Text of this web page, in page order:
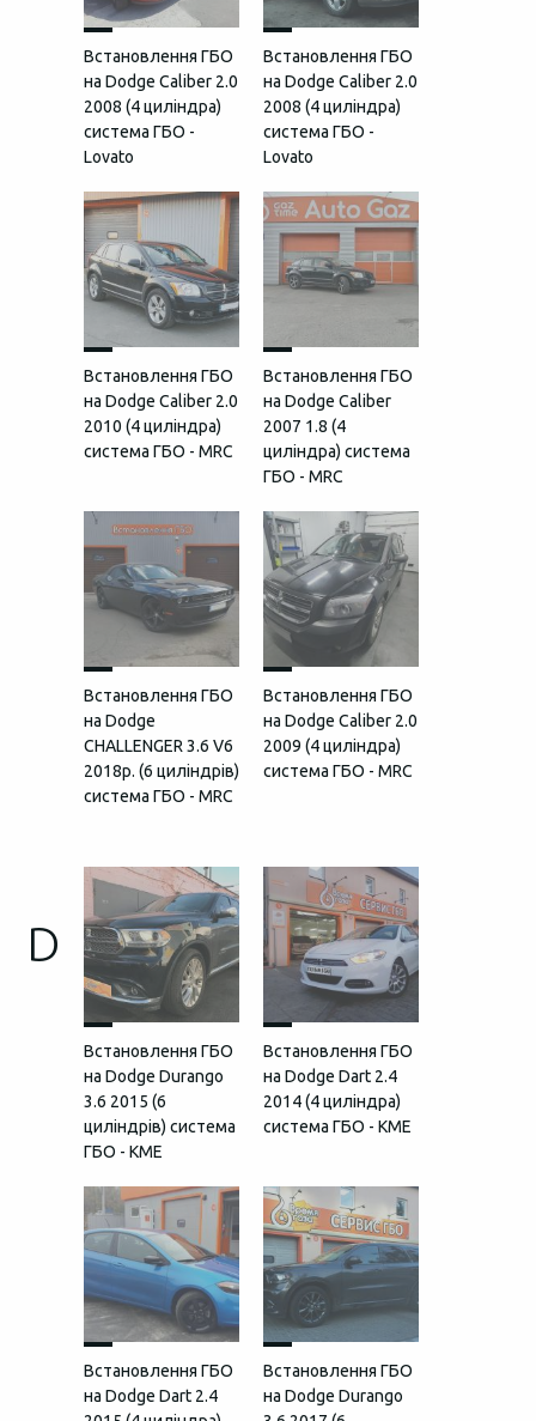
Встановлення ГБО
на Dodge Caliber 2.0
2008 (4 циліндра)
система ГБО -
Lovato
Встановлення ГБО
на Dodge Caliber 2.0
2008 (4 циліндра)
система ГБО -
Lovato
Встановлення ГБО
на Dodge Caliber 2.0
2010 (4 циліндра)
система ГБО - MRC
Встановлення ГБО
на Dodge Caliber
2007 1.8 (4
циліндра) система
ГБО - MRC
Встановлення ГБО
на Dodge
CHALLENGER 3.6 V6
2018р. (6 циліндрів)
система ГБО - MRC
Встановлення ГБО
на Dodge Caliber 2.0
2009 (4 циліндра)
система ГБО - MRC
D
Встановлення ГБО
на Dodge Durango
3.6 2015 (6
циліндрів) система
ГБО - KME
Встановлення ГБО
на Dodge Dart 2.4
2014 (4 циліндра)
система ГБО - KME
Встановлення ГБО
на Dodge Dart 2.4
Встановлення ГБО
на Dodge Durango